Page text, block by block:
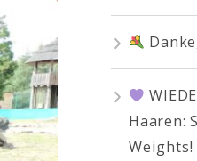
Haaren:
Weights!